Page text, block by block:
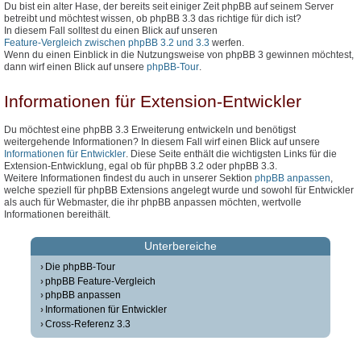
Du bist ein alter Hase, der bereits seit einiger Zeit phpBB auf seinem Server
betreibt und möchtest wissen, ob phpBB 3.3 das richtige für dich ist?
In diesem Fall solltest du einen Blick auf unseren
Feature-Vergleich zwischen phpBB 3.2 und 3.3 werfen.
Wenn du einen Einblick in die Nutzungsweise von phpBB 3 gewinnen möchtest,
dann wirf einen Blick auf unsere phpBB-Tour.
Informationen für Extension-Entwickler
Du möchtest eine phpBB 3.3 Erweiterung entwickeln und benötigst
weitergehende Informationen? In diesem Fall wirf einen Blick auf unsere
Informationen für Entwickler . Diese Seite enthält die wichtigsten Links für die
Extension-Entwicklung, egal ob für phpBB 3.2 oder phpBB 3.3.
Weitere Informationen findest du auch in unserer Sektion phpBB anpassen
welche speziell für phpBB Extensions angelegt wurde und sowohl für Entwickler
als auch für Webmaster, die ihr phpBB anpassen möchten, wertvolle
Informationen bereithält.
Unterbereiche
Die phpBB-Tour
phpBB Feature-Vergleich
phpBB anpassen
Informationen für Entwickler
Cross-Referenz 3.3